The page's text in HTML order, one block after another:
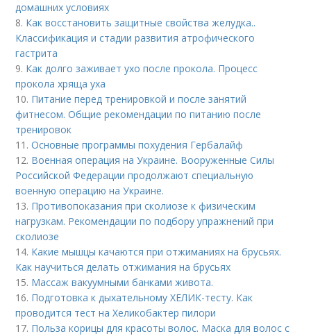
домашних условиях
8. Как восстановить защитные свойства желудка..
Классификация и стадии развития атрофического
гастрита
9. Как долго заживает ухо после прокола. Процесс
прокола хряща уха
10. Питание перед тренировкой и после занятий
фитнесом. Общие рекомендации по питанию после
тренировок
11.Основные программы похудения Гербалайф
12. Военная операция на Украине. Вооруженные Силы
Российской Федерации продолжают специальную
военную операцию на Украине.
13. Противопоказания при сколиозе к физическим
нагрузкам. Рекомендации по подбору упражнений при
сколиозе
14. Какие мышцы качаются при отжиманиях на брусьях.
Как научиться делать отжимания на брусьях
15. Массаж вакуумными банками живота.
16. Подготовка к дыхательному ХЕЛИК-тесту. Как
проводится тест на Хеликобактер пилори
17. Польза корицы для красоты волос. Маска для волос с